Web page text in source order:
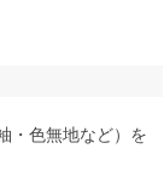
・色無地など）を